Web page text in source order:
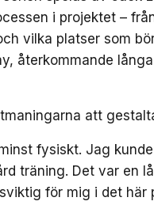
i projektet –
vilka platser som
återkommande
att
fysiskt. Jag
träning. Det var en
för mig i det här